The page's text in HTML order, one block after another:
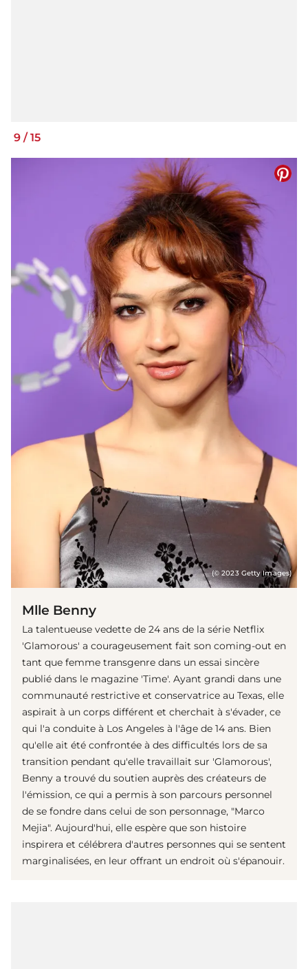
9 / 15
(© 2023 Getty Images)
Mlle Benny
La talentueuse vedette de 24 ans de la série Netflix
'Glamorous' a courageusement fait son coming-out en
tant que femme transgenre dans un essai sincère
publié dans le magazine 'Time'. Ayant grandi dans une
communauté restrictive et conservatrice au Texas, elle
aspirait à un corps différent et cherchait à s'évader, ce
qui l'a conduite à Los Angeles à l'âge de 14 ans. Bien
qu'elle ait été confrontée à des difficultés lors de sa
transition pendant qu'elle travaillait sur 'Glamorous',
Benny a trouvé du soutien auprès des créateurs de
l'émission, ce qui a permis à son parcours personnel
de se fondre dans celui de son personnage, "Marco
Mejia". Aujourd'hui, elle espère que son histoire
inspirera et célébrera d'autres personnes qui se sentent
marginalisées, en leur offrant un endroit où s'épanouir.